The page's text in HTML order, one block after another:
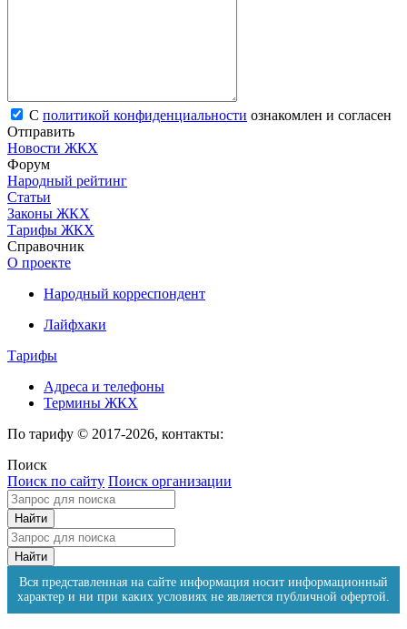
С политикой конфиденциальности ознакомлен и согласен
Отправить
Новости ЖКХ
Форум
Народный рейтинг
Статьи
Законы ЖКХ
Тарифы ЖКХ
Справочник
О проекте
Народный корреспондент
Лайфхаки
Тарифы
Адреса и телефоны
Термины ЖКХ
По тарифу © 2017-2026, контакты:
Поиск
Поиск по сайту Поиск организации
Вся представленная на сайте информация носит информационный
характер и ни при каких условиях не является публичной офертой.